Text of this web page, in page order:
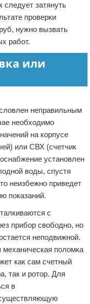
затянуть
проверки
нужно вызвать
работ.
или
неправильным
необходимо
на корпусе
или СВХ (счетчик
установлен
воды, спустя
неизбежно приведет
показаний.
с
прибор свободно, но
неподвижной.
поломка
как сам счетный
так и ротор. Для
в